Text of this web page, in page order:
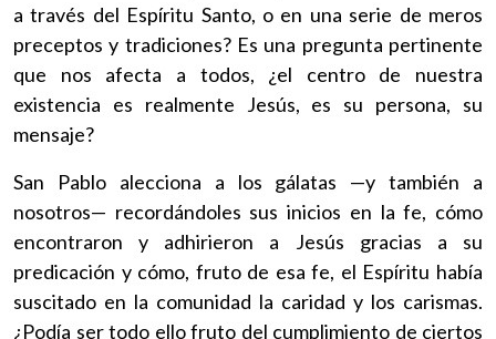
a través del Espíritu Santo, o en una serie de meros
preceptos y tradiciones? Es una pregunta pertinente
que nos afecta a todos, ¿el centro de nuestra
existencia es realmente Jesús, es su persona, su
mensaje?
San Pablo alecciona a los gálatas —y también a
nosotros— recordándoles sus inicios en la fe, cómo
encontraron y adhirieron a Jesús gracias a su
predicación y cómo, fruto de esa fe, el Espíritu había
suscitado en la comunidad la caridad y los carismas.
¿Podía ser todo ello fruto del cumplimiento de ciertos